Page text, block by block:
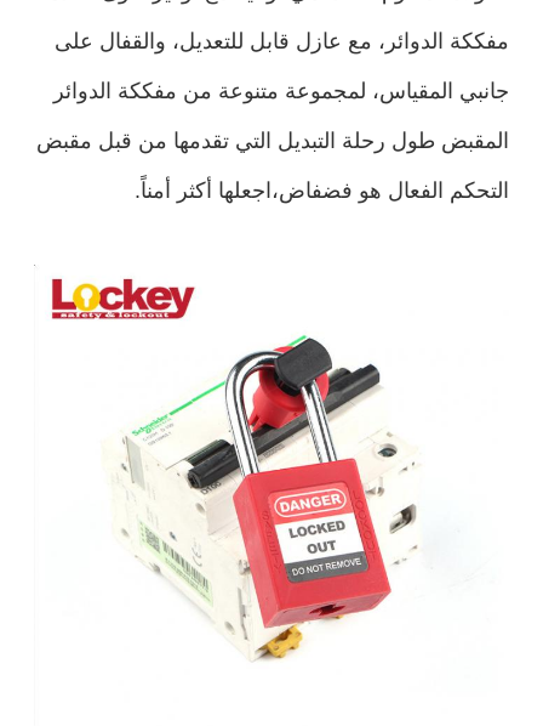
مفككة الدوائر، مع عازل قابل للتعديل، والقفال على
جانبي المقياس، لمجموعة متنوعة من مفككة الدوائر
المقبض طول رحلة التبديل التي تقدمها من قبل مقبض
التحكم الفعال هو فضفاض،اجعلها أكثر أمناً.